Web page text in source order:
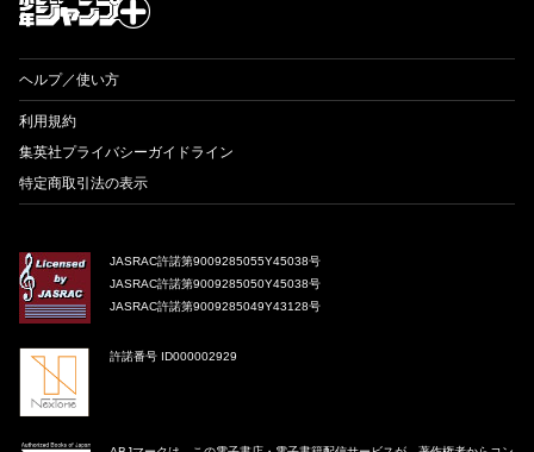
ヘルプ／使い方
利用規約
集英社プライバシーガイドライン
特定商取引法の表示
JASRAC許諾第9009285055Y45038号
JASRAC許諾第9009285050Y45038号
JASRAC許諾第9009285049Y43128号
許諾番号 ID000002929